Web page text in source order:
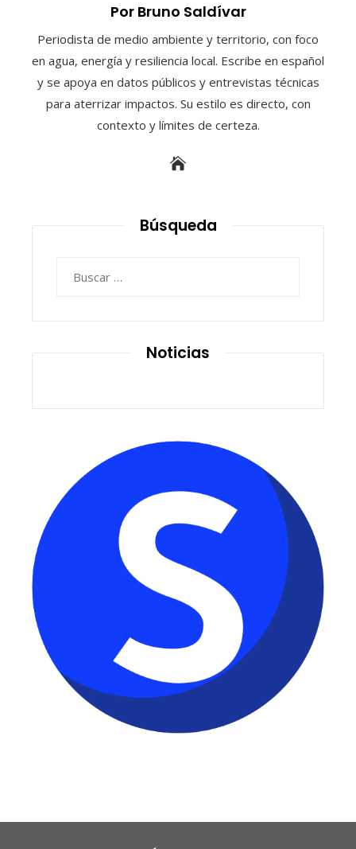
Por Bruno Saldívar
Periodista de medio ambiente y territorio, con foco
en agua, energía y resiliencia local. Escribe en español
y se apoya en datos públicos y entrevistas técnicas
para aterrizar impactos. Su estilo es directo, con
contexto y límites de certeza.
Búsqueda
Noticias